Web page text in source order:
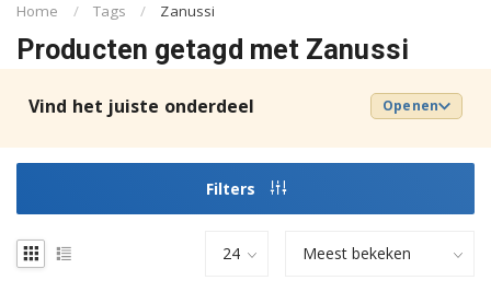
Home / Tags / Zanussi
Producten getagd met Zanussi
Vind het juiste onderdeel Openen
Filters